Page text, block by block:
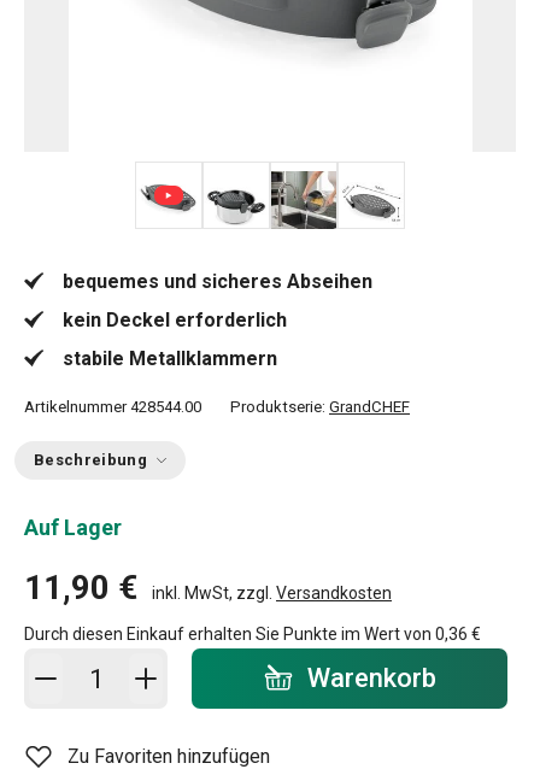
bequemes und sicheres Abseihen
kein Deckel erforderlich
stabile Metallklammern
Artikelnummer 428544.00 Produktserie: GrandCHEF
Beschreibung
Auf Lager
11,90 € inkl. MwSt, zzgl. Versandkosten
Durch diesen Einkauf erhalten Sie Punkte im Wert von 0,36 €
In den Warenkorb - Menge Warenkorb
Zu Favoriten hinzufügen